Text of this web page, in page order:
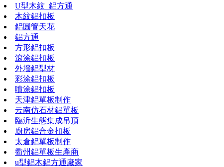
U型木紋_鋁方通
木紋鋁扣板
鋁圓管天花
鋁方通
方形鋁扣板
滾涂鋁扣板
外墻鋁型材
彩涂鋁扣板
噴涂鋁扣板
天津鋁單板制作
云南仿石材鋁單板
臨沂生態集成吊頂
廚房鋁合金扣板
太倉鋁單板制作
衢州鋁單板生產商
u型鋁木鋁方通廠家